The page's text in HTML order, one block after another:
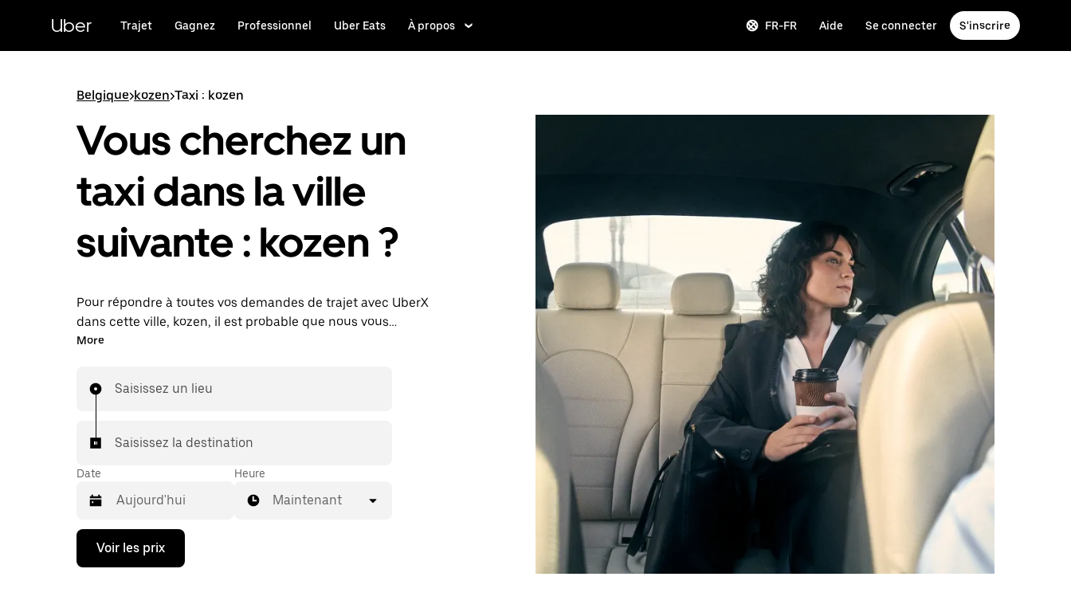
principal
Uber Trajet Gagnez Professionnel Uber Eats À propos FR-FR Aide Se connecter S'inscrire
Belgique>kozen>Taxi : kozen
Vous cherchez un
taxi dans la ville
suivante : kozen ?
Pour répondre à toutes vos demandes de trajet avec UberX
dans cette ville, kozen, il est probable que nous vous
mettions en relation avec un chauffeur de taxi. Le cas
mêmes prix abordables et de la même disponibilité
(24 h/24 et 7/j) qu'avec UberX.
More
Saisissez un lieu
Saisissez la destination
Date
Appuyez
la
Heure
Maintenant
Voir les prix